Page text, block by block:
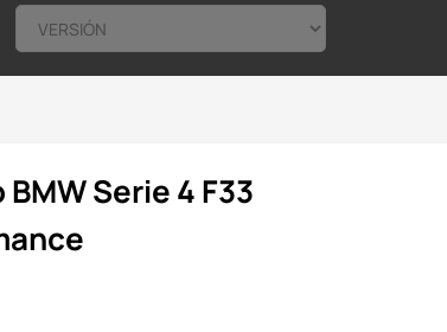
Serie 4 F33